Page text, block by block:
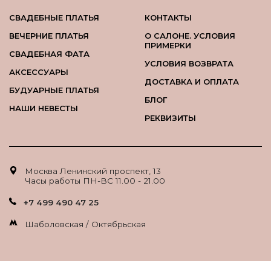
СВАДЕБНЫЕ ПЛАТЬЯ
ВЕЧЕРНИЕ ПЛАТЬЯ
СВАДЕБНАЯ ФАТА
АКСЕССУАРЫ
БУДУАРНЫЕ ПЛАТЬЯ
НАШИ НЕВЕСТЫ
КОНТАКТЫ
О САЛОНЕ. УСЛОВИЯ
ПРИМЕРКИ
УСЛОВИЯ ВОЗВРАТА
ДОСТАВКА И ОПЛАТА
БЛОГ
РЕКВИЗИТЫ
Москва Ленинский проспект, 13
Часы работы ПН-ВС 11.00 - 21.00
+7 499 490 47 25
Шаболовская / Октябрьская